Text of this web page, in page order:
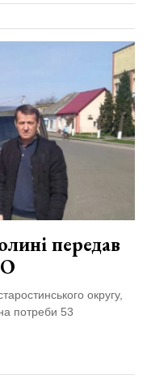
передав
округу,
потреби 53